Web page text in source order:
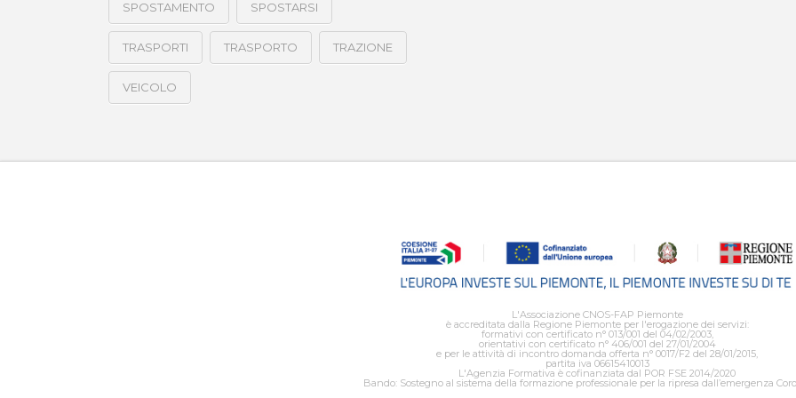
SPOSTAMENTO SPOSTARSI
TRASPORTI TRASPORTO TRAZIONE
VEICOLO
L'Associazione CNOS-FAP Piemonte
è accreditata dalla Regione Piemonte per l'erogazione dei servizi:
formativi con certificato n° 013/001 del 04/02/2003,
orientativi con certificato n° 406/001 del 27/01/2004
e per le attività di incontro domanda offerta n° 0017/F2 del 28/01/2015,
partita iva 06615410013
L'Agenzia Formativa è cofinanziata dal POR FSE 2014/2020
Bando: Sostegno al sistema della formazione professionale per la ripresa dall’emergenza